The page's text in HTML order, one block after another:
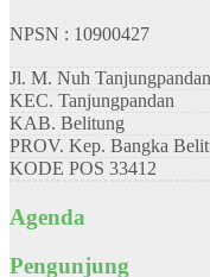
NPSN : 10900427
Jl. M. Nuh
KEC. Tanjungpandan
KAB. Belitung
PROV. Kep. Bangka
KODE POS 33412
Agenda
Pengunjung